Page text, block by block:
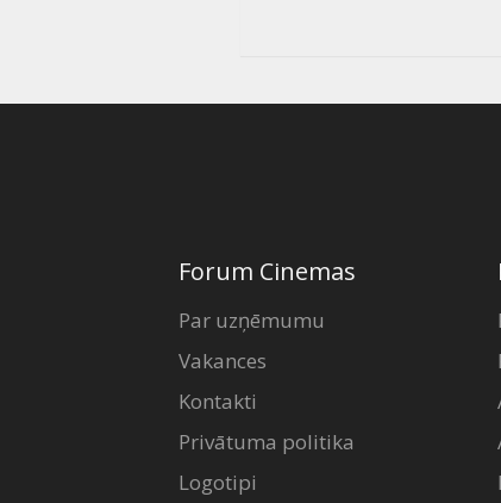
Forum Cinemas
Par uzņēmumu
Vakances
Kontakti
Privātuma politika
Logotipi